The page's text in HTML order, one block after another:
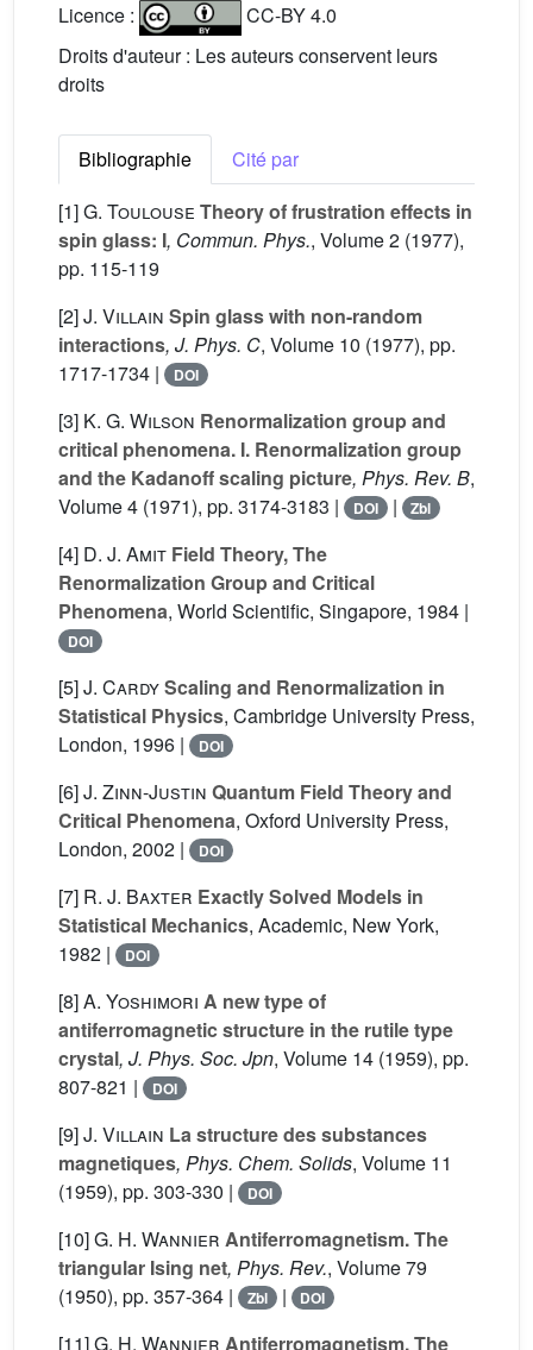
Licence :
CC-BY 4.0
Droits d'auteur : Les auteurs conservent leurs
droits
Bibliographie
Cité par
[1]G. Toulouse Theory of frustration effects in
spin glass: I, Commun. Phys., Volume 2 (1977),
pp. 115-119
[2]J. Villain Spin glass with non-random
interactions, J. Phys. C, Volume 10 (1977), pp.
1717-1734 |
DOI
[3] K. G. Wilson Renormalization group and
critical phenomena. I. Renormalization group
and the Kadanoff scaling picture, Phys. Rev. B,
Volume 4 (1971), pp. 3174-3183 | DOI | Zbl
[4] D. J. Amit Field Theory, The
Renormalization Group and Critical
Phenomena, World Scientific, Singapore, 1984 |
DOI
[5]J. CardyScaling and Renormalization in
Statistical Physics, Cambridge University Press,
London, 1996 |
DOI
[6]J. Zinn-Justin Quantum Field Theory and
Critical Phenomena, Oxford University Press,
London, 2002 |
DOI
[7] R. J. Baxter Exactly Solved Models in
Statistical Mechanics, Academic, New York,
1982 |
DOI
[8]A. Yoshimori A new type of
antiferromagnetic structure in the rutile type
crystal, J. Phys. Soc. Jpn, Volume 14 (1959), pp.
807-821 |
DOI
[9]J. Villain La structure des substances
magnetiques, Phys. Chem. Solids, Volume 11
(1959), pp. 303-330 |
DOI
[10]G. H. Wannier Antiferromagnetism. The
triangular Ising net, Phys. Rev., Volume 79
(1950), pp. 357-364 |
Zbl | DOI
[11]G. H. Wannier Antiferromagnetism. The